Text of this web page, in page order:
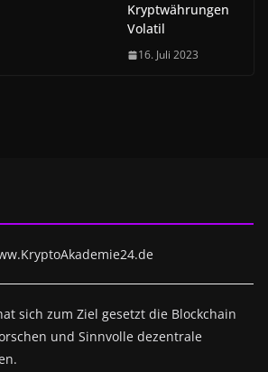
Kryptwährungen
Volatil
16. Juli 2023
sich zum Ziel gesetzt die Blockchain
und Sinnvolle dezentrale